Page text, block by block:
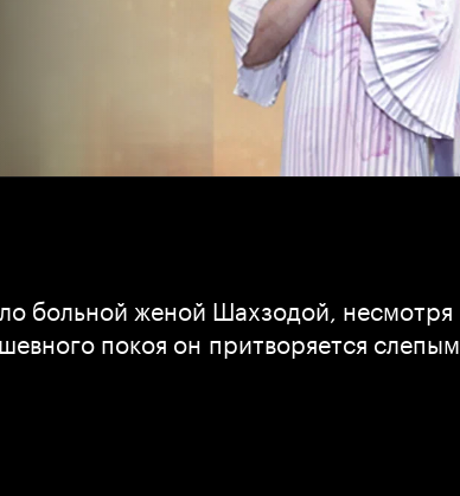
больной женой Шахзодой, несмотря
покоя он притворяется слепым,